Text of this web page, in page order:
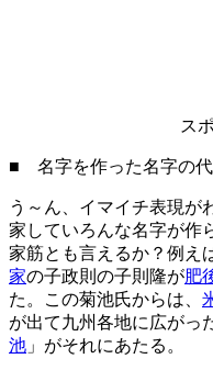
ス
■ 名字を作った名字の代
う～ん、イマイチ表現が
家していろんな名字が作
家筋とも言えるか？例え
家の子政則の子則隆が肥
た。この菊池氏からは、
が出て九州各地に広がっ
池 」がそれにあたる。